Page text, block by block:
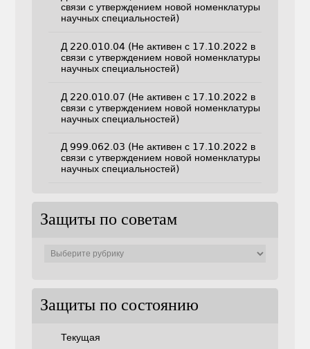
связи с утверждением новой номенклатуры
научных специальностей)
Д 220.010.04 (Не активен с 17.10.2022 в
связи с утверждением новой номенклатуры
научных специальностей)
Д 220.010.07 (Не активен с 17.10.2022 в
связи с утверждением новой номенклатуры
научных специальностей)
Д 999.062.03 (Не активен с 17.10.2022 в
связи с утверждением новой номенклатуры
научных специальностей)
Защиты по советам
Защиты по состоянию
Текущая